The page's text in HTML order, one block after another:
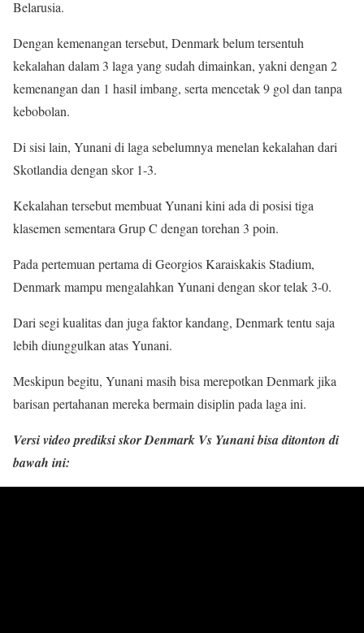
Belarusia.
Dengan kemenangan tersebut, Denmark belum tersentuh
kekalahan dalam 3 laga yang sudah dimainkan, yakni dengan 2
kemenangan dan 1 hasil imbang, serta mencetak 9 gol dan tanpa
kebobolan.
Di sisi lain, Yunani di laga sebelumnya menelan kekalahan dari
Skotlandia dengan skor 1-3.
Kekalahan tersebut membuat Yunani kini ada di posisi tiga
klasemen sementara Grup C dengan torehan 3 poin.
Pada pertemuan pertama di Georgios Karaiskakis Stadium,
Denmark mampu mengalahkan Yunani dengan skor telak 3-0.
Dari segi kualitas dan juga faktor kandang, Denmark tentu saja
lebih diunggulkan atas Yunani.
Meskipun begitu, Yunani masih bisa merepotkan Denmark jika
barisan pertahanan mereka bermain disiplin pada laga ini.
Versi video prediksi skor Denmark Vs Yunani bisa ditonton di
bawah ini: